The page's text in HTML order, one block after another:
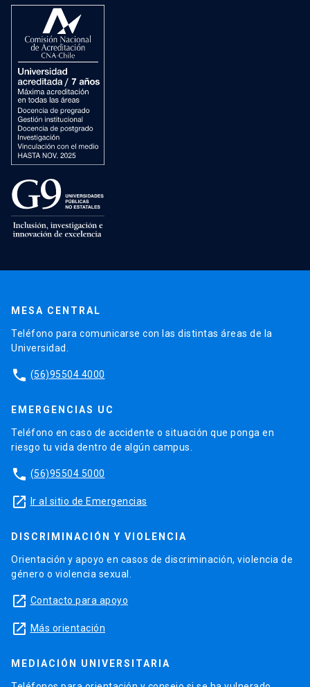
MESA CENTRAL
Teléfono para comunicarse con las distintas áreas de la
Universidad.
phone (56)95504 4000
EMERGENCIAS UC
Teléfono en caso de accidente o situación que ponga en
riesgo tu vida dentro de algún campus.
phone (56)95504 5000
launch Ir al sitio de Emergencias
DISCRIMINACIÓN Y VIOLENCIA
Orientación y apoyo en casos de discriminación, violencia de
género o violencia sexual.
launch Contacto para apoyo
launch Más orientación
MEDIACIÓN UNIVERSITARIA